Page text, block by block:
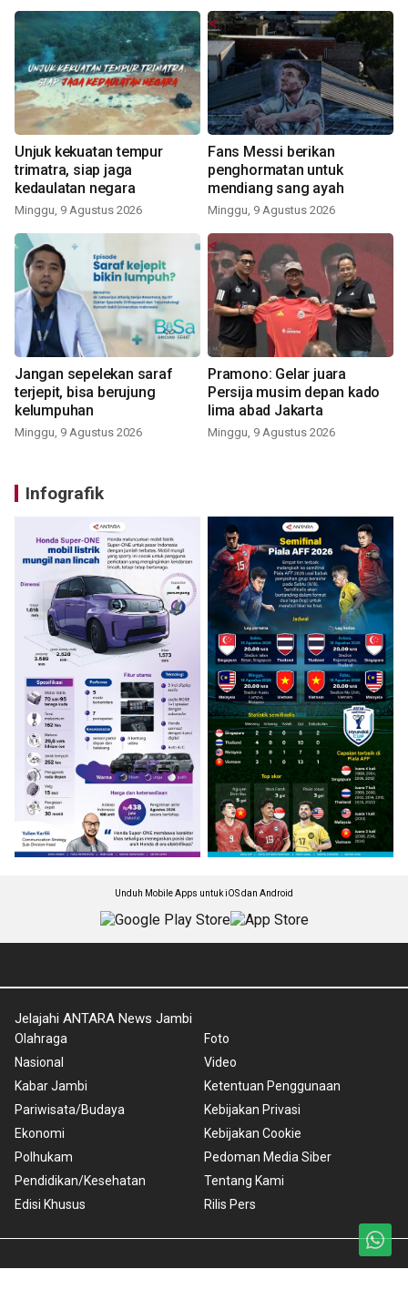
Unjuk kekuatan tempur
trimatra, siap jaga
kedaulatan negara
Minggu, 9 Agustus 2026
Fans Messi berikan
penghormatan untuk
mendiang sang ayah
Minggu, 9 Agustus 2026
Jangan sepelekan saraf
terjepit, bisa berujung
kelumpuhan
Minggu, 9 Agustus 2026
Pramono: Gelar juara
Persija musim depan kado
lima abad Jakarta
Minggu, 9 Agustus 2026
Infografik
Unduh Mobile Apps untuk iOS dan Android
Jelajahi ANTARA News Jambi
Olahraga
Nasional
Kabar Jambi
Pariwisata/Budaya
Ekonomi
Polhukam
Pendidikan/Kesehatan
Edisi Khusus
Foto
Video
Ketentuan Penggunaan
Kebijakan Privasi
Kebijakan Cookie
Pedoman Media Siber
Tentang Kami
Rilis Pers